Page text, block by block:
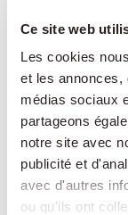
Ce site web
Les cookies
et les annonces,
médias sociaux
partageons
notre site avec
publicité et
avec d'autres
ou qu'ils ont
Présence et
voix haute,
favoriser le
Aide à
petits